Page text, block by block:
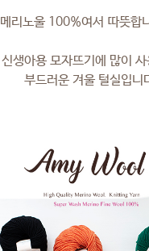
메리노울 100%여서 따뜻합
신생아용 모자뜨기에 많이
부드러운 겨울 털실입니